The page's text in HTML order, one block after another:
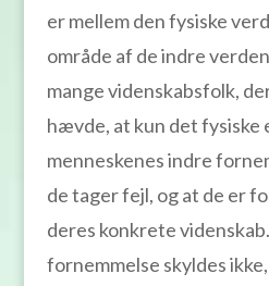
er mellem den fysiske
område af de indre
mange videnskabsfolk,
hævde, at kun det fysiske
menneskenes indre
de tager fejl, og at de er
deres konkrete
fornemmelse skyldes